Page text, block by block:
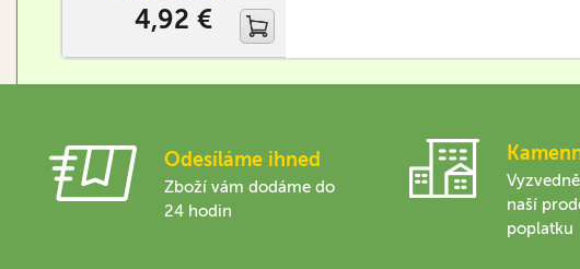
4,92 €
Odesíláme ihned
Zboží vám dodáme do
24 hodin
naší
poplatku